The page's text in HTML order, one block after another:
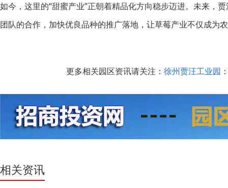
如今，这里的“甜蜜产业”正朝着精品化方向稳步迈进。未来，
团队的合作，加快优良品种的推广落地，让草莓产业不仅成为
更多相关园区资讯请关注： 徐州贾汪工业园
相关资讯